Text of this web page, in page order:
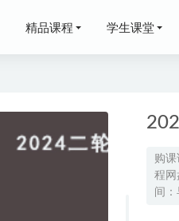
精品课程 学生课堂
购
程网
间
2026阿不高三数学